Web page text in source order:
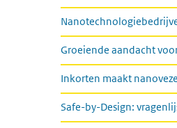
Groeiende aandacht
Inkorten maakt
Safe-by-Design: